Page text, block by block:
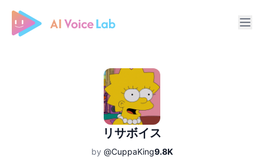
Free AI Cover & AI Voice Over
リサボイス
by @CuppaKing9.8K